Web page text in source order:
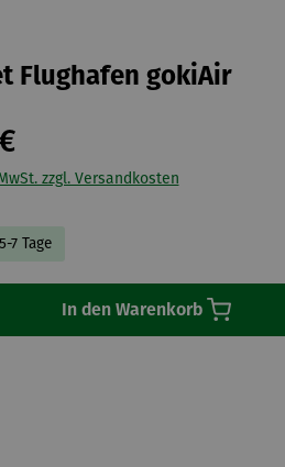
Flughafen gokiAir
zzgl. Versandkosten
7 Tage
In den Warenkorb